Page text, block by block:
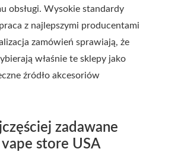
obsługi. Wysokie standardy
z najlepszymi producentami
zamówień sprawiają, że
właśnie te sklepy jako
źródło akcesoriów
zadawane
store USA